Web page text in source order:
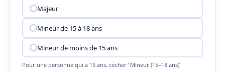
Majeur
Mineur de 15 à 18 ans
Mineur de moins de 15 ans
Pour une personne qui a 15 ans, cocher "Mineur (15–18 ans)"